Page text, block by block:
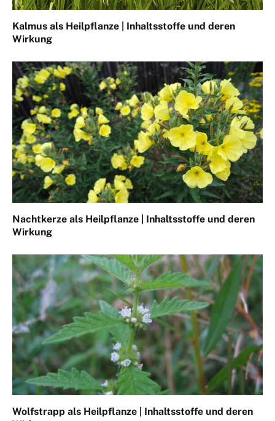
Kalmus als Heilpflanze | Inhaltsstoffe und deren
Wirkung
Nachtkerze als Heilpflanze | Inhaltsstoffe und deren
Wirkung
Wolfstrapp als Heilpflanze | Inhaltsstoffe und deren